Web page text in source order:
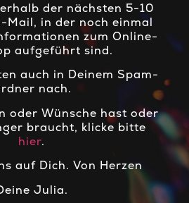
der nächsten 5-10
Mail, in der noch einmal
zum Online-
aufgeführt sind.
auch in Deinem Spam-
nach.
oder Wünsche hast oder
braucht, klicke bitte
hier.
auf Dich. Von Herzen
Julia.